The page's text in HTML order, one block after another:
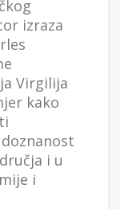
izraza
Virgilija
kako
i u
i